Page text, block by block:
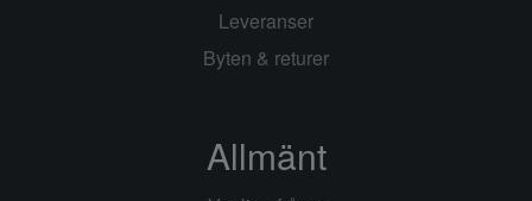
Leveranser
Byten & returer
Allmänt